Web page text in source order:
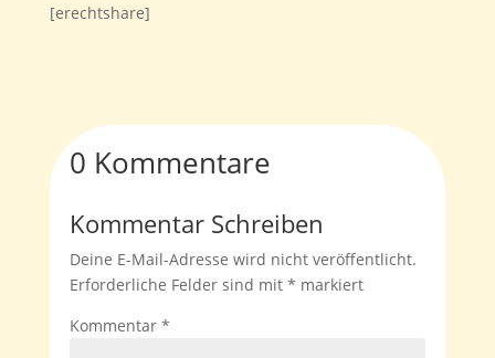
[erechtshare]
0 Kommentare
Kommentar Schreiben
Deine E-Mail-Adresse wird nicht veröffentlicht.
Erforderliche Felder sind mit * markiert
Kommentar *